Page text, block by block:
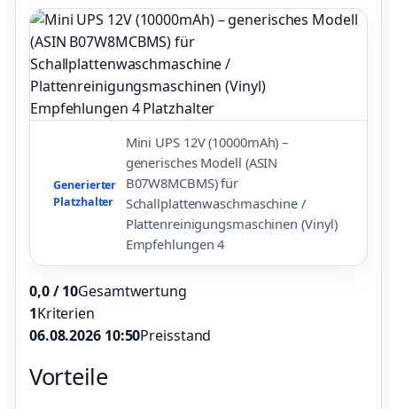
Generierter
Platzhalter
Mini UPS 12V (10000mAh) –
generisches Modell (ASIN
B07W8MCBMS) für
Schallplattenwaschmaschine /
Plattenreinigungsmaschinen (Vinyl)
Empfehlungen 4
0,0 / 10Gesamtwertung
1Kriterien
06.08.2026 10:50Preisstand
Vorteile